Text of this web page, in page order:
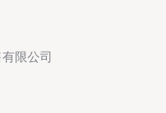
限公司